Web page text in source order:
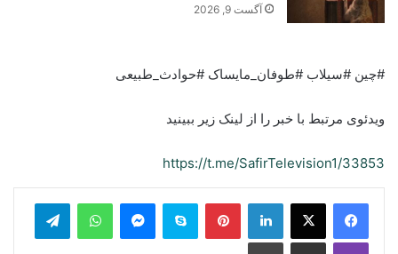
آگست 9, 2026
#چین #سیلاب #طوفان_مایساک #حوادث_طبیعی
ویدئوی مرتبط با خبر را از لینک زیر ببینید
https://t.me/SafirTelevision1/33853
LinkedIn
Pinterest
Skype
Messenger
WhatsApp
Viber
Share via Email
Print